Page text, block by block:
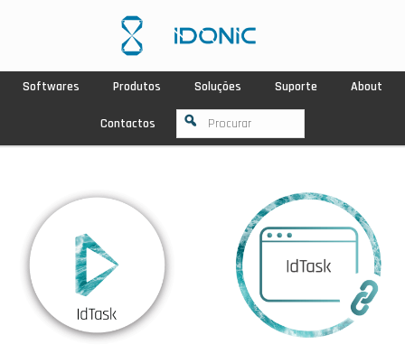
Softwares Produtos Soluções Suporte About
Contactos